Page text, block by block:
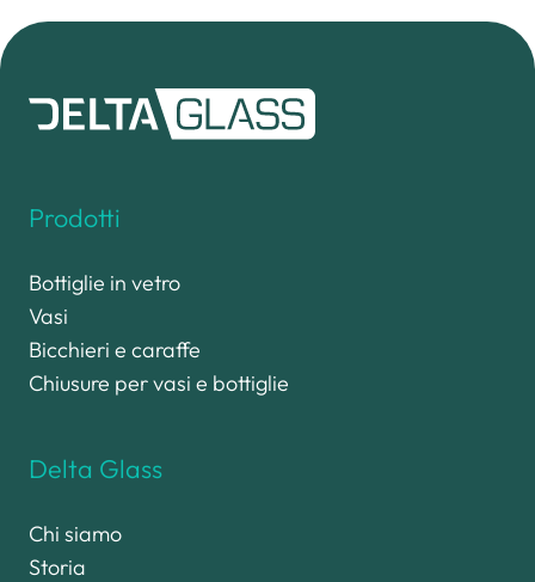
Prodotti
Bottiglie in vetro
Vasi
Bicchieri e caraffe
Chiusure per vasi e bottiglie
Delta Glass
Chi siamo
Storia